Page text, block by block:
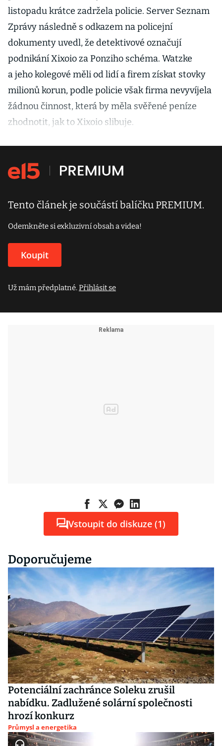
listopadu krátce zadržela policie. Server Seznam
Zprávy následně s odkazem na policejní
dokumenty uvedl, že detektivové označují
podnikání Xixoio za Ponziho schéma. Watzke
a jeho kolegové měli od lidí a firem získat stovky
milionů korun, podle policie však firma nevyvíjela
žádnou činnost, která by měla svěřené peníze
zhodnotit, jak to Xixoio slibuje.
Tento článek je součástí balíčku PREMIUM.
Odemkněte si exkluzivní obsah a videa!
Koupit
Už mám předplatné.Přihlásit se
Vstoupit do diskuze (1)
Doporučujeme
Potenciální zachránce Soleku zrušil
nabídku. Zadlužené solární společnosti
hrozí konkurz
Průmysl a energetika